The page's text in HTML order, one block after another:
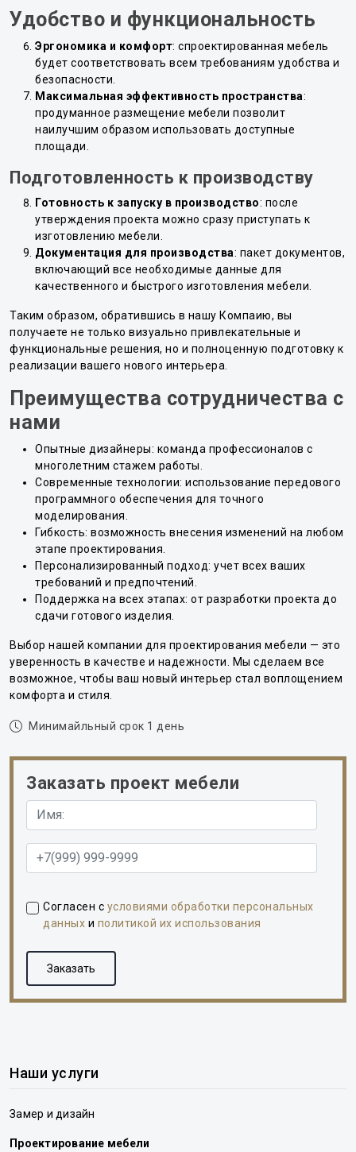
Удобство и функциональность
Эргономика и комфорт: спроектированная мебель
будет соответствовать всем требованиям удобства и
безопасности.
Максимальная эффективность пространства:
продуманное размещение мебели позволит
наилучшим образом использовать доступные
площади.
Подготовленность к производству
Готовность к запуску в производство: после
утверждения проекта можно сразу приступать к
изготовлению мебели.
Документация для производства: пакет документов,
включающий все необходимые данные для
качественного и быстрого изготовления мебели.
Таким образом, обратившись в нашу Компаию, вы
получаете не только визуально привлекательные и
функциональные решения, но и полноценную подготовку к
реализации вашего нового интерьера.
Преимущества сотрудничества с
нами
Опытные дизайнеры: команда профессионалов с
многолетним стажем работы.
Современные технологии: использование передового
программного обеспечения для точного
моделирования.
Гибкость: возможность внесения изменений на любом
этапе проектирования.
Персонализированный подход: учет всех ваших
требований и предпочтений.
Поддержка на всех этапах: от разработки проекта до
сдачи готового изделия.
Выбор нашей компании для проектирования мебели — это
уверенность в качестве и надежности. Мы сделаем все
возможное, чтобы ваш новый интерьер стал воплощением
комфорта и стиля.
Минимайльный срок 1 день
Заказать проект мебели
Согласен с условиями обработки персональных
данных и политикой их использования
Заказать
Наши услуги
Замер и дизайн
Проектирование мебели